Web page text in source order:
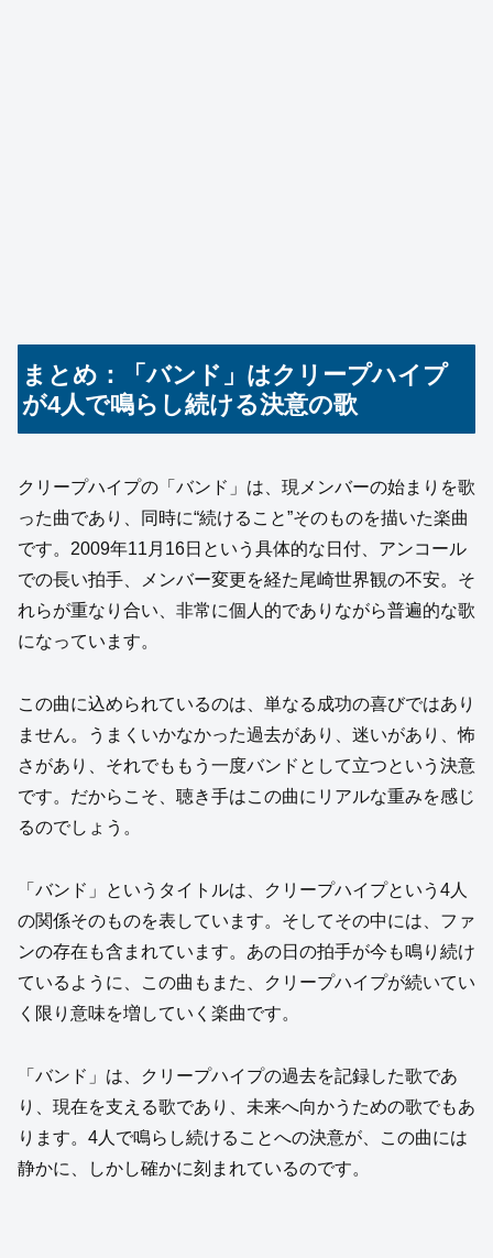
まとめ：「バンド」はクリープハイプ
が4人で鳴らし続ける決意の歌
クリープハイプの「バンド」は、現メンバーの始まりを歌
った曲であり、同時に“続けること”そのものを描いた楽曲
です。2009年11月16日という具体的な日付、アンコール
での長い拍手、メンバー変更を経た尾崎世界観の不安。そ
れらが重なり合い、非常に個人的でありながら普遍的な歌
になっています。
この曲に込められているのは、単なる成功の喜びではあり
ません。うまくいかなかった過去があり、迷いがあり、怖
さがあり、それでももう一度バンドとして立つという決意
です。だからこそ、聴き手はこの曲にリアルな重みを感じ
るのでしょう。
「バンド」というタイトルは、クリープハイプという4人
の関係そのものを表しています。そしてその中には、ファ
ンの存在も含まれています。あの日の拍手が今も鳴り続け
ているように、この曲もまた、クリープハイプが続いてい
く限り意味を増していく楽曲です。
「バンド」は、クリープハイプの過去を記録した歌であ
り、現在を支える歌であり、未来へ向かうための歌でもあ
ります。4人で鳴らし続けることへの決意が、この曲には
静かに、しかし確かに刻まれているのです。